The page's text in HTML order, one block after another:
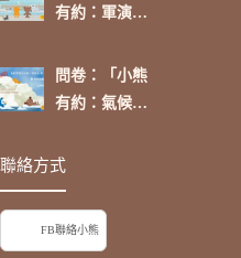
有約：軍演來
嗎？」
問卷：「小熊
有約：氣候環
啟航【卷
聯絡方式
FB聯絡小熊